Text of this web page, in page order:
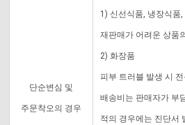
단순변심 및
주문착오의 경우
1) 신선식품, 냉장식품
재판매가 어려운 상품
2) 화장품
피부 트러블 발생 시
배송비는 판매자가 부
적의 경우에는 진단서